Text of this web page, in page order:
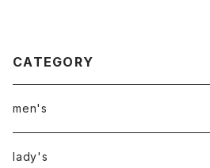
CATEGORY
men's
アウター
lady's